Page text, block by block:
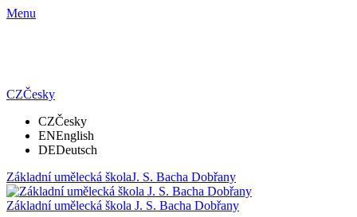
Menu
CZČesky
CZČesky
ENEnglish
DEDeutsch
Základní umělecká školaJ. S. Bacha Dobřany
Základní umělecká škola J. S. Bacha Dobřany